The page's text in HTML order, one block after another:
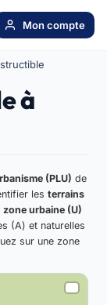
Mon compte
à
(PLU) de
les terrains
zone urbaine (U)
(A) et naturelles
sur une zone